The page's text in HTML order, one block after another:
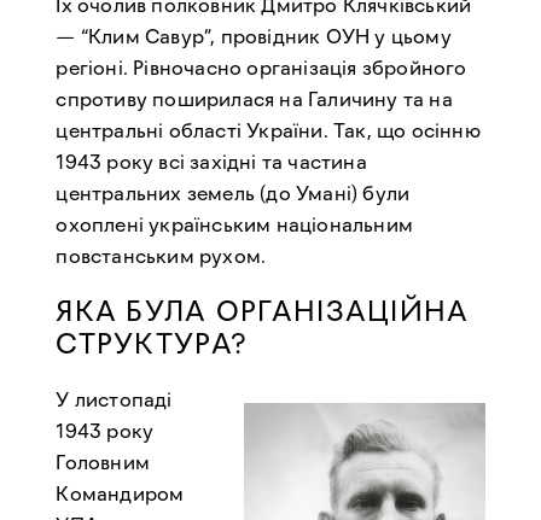
Їх очолив полковник Дмитро Клячківський
— “Клим Савур”, провідник ОУН у цьому
регіоні. Рівночасно організація збройного
спротиву поширилася на Галичину та на
центральні області України. Так, що осінню
1943 року всі західні та частина
центральних земель (до Умані) були
охоплені українським національним
повстанським рухом.
ЯКА БУЛА ОРГАНІЗАЦІЙНА
СТРУКТУРА?
У листопаді
1943 року
Головним
Командиром